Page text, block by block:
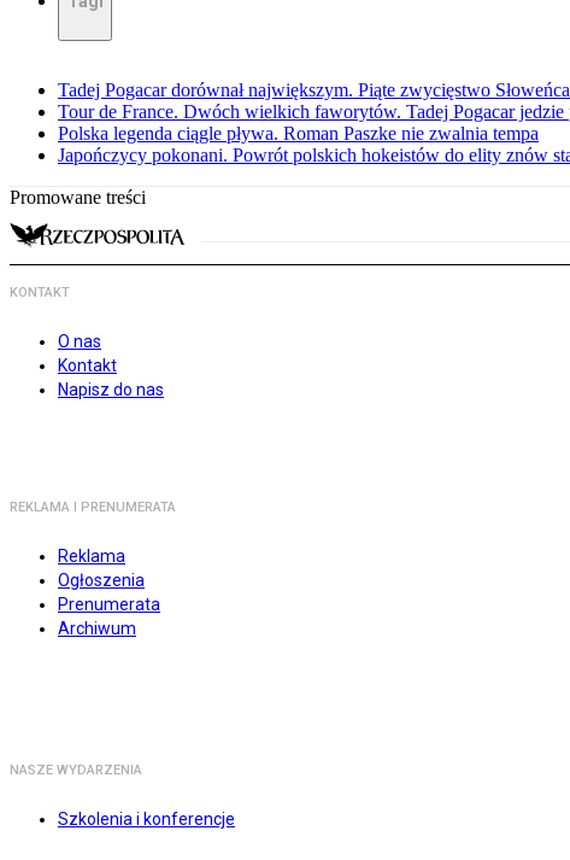
Tadej Pogacar dorównał największym. Piąte zwycięstwo
Tour de France. Dwóch wielkich faworytów. Tadej Pogacar
Polska legenda ciągle pływa. Roman Paszke nie zwalnia tempa
Japończycy pokonani. Powrót polskich hokeistów do elity znów
Promowane treści
KONTAKT
O nas
Kontakt
Napisz do nas
REKLAMA I PRENUMERATA
Reklama
Ogłoszenia
Prenumerata
Archiwum
NASZE WYDARZENIA
Szkolenia i konferencje